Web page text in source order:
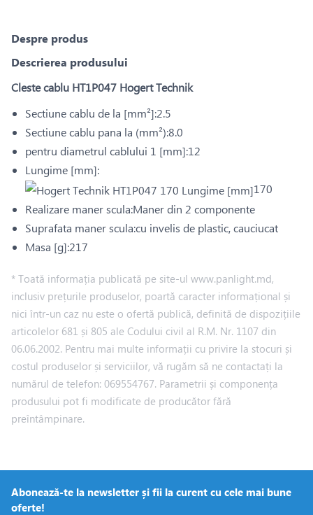
Despre produs
Descrierea produsului
Cleste cablu HT1P047 Hogert Technik
Sectiune cablu de la [mm²]:2.5
Sectiune cablu pana la (mm²):8.0
pentru diametrul cablului 1 [mm]:12
Lungime [mm]:
170
Realizare maner scula:Maner din 2 componente
Suprafata maner scula:cu invelis de plastic, cauciucat
Masa [g]:217
* Toată informația publicată pe site-ul www.panlight.md,
inclusiv prețurile produselor, poartă caracter informațional și
nici într-un caz nu este o ofertă publică, definită de dispozițiile
articolelor 681 și 805 ale Codului civil al R.M. Nr. 1107 din
06.06.2002. Pentru mai multe informații cu privire la stocuri și
costul produselor și serviciilor, vă rugăm să ne contactați la
numărul de telefon: 069554767. Parametrii și componența
produsului pot fi modificate de producător fără
preîntâmpinare.
Abonează-te la newsletter și fii la curent cu cele mai bune
oferte!